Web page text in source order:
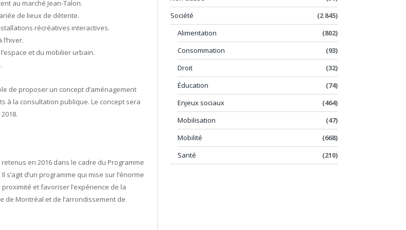
au marché Jean-Talon.
de lieux de détente.
récréatives interactives.
et du mobilier urbain.
de proposer un concept d’aménagement
à la consultation publique. Le concept sera
en 2016 dans le cadre du Programme
d’un programme qui mise sur l’énorme
et favoriser l’expérience de la
de Montréal et de l’arrondissement de
Société
(2 845)
Alimentation
(802)
Consommation
(93)
Droit
(32)
Éducation
(74)
Enjeux sociaux
(464)
Mobilisation
(47)
Mobilité
(668)
Santé
(210)